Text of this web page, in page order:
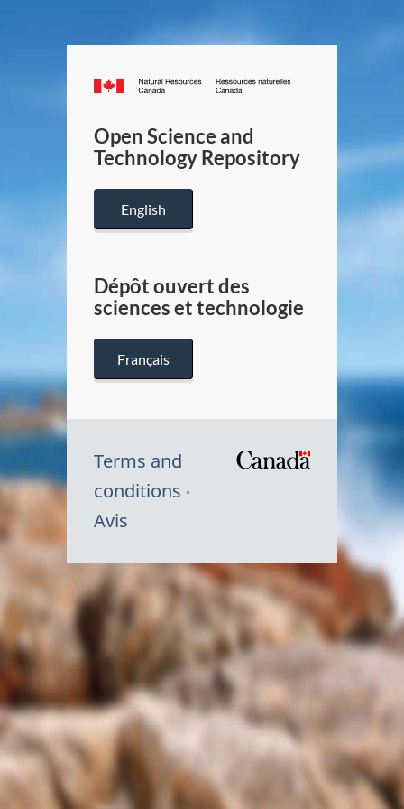
Canada.ca
/
Canada
Open Science and
Technology Repository
English
Dépôt ouvert des
sciences et technologie
Français
Terms and
conditions
Avis
Symbole
du
Canada